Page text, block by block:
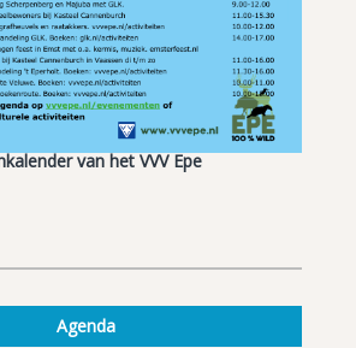
van het VVV Epe
Agenda